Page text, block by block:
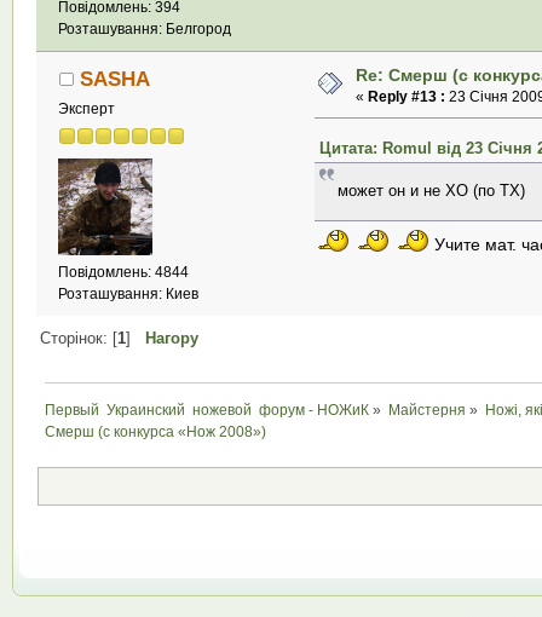
Повідомлень: 394
Розташування: Белгород
SASHA
Эксперт
Повідомлень: 4844
Розташування: Киев
Re: Смерш (с
« Reply #13 : 23 Січня
Цитата: Romul від 23 Січня
может он и не ХО (по ТХ)
Учите мат.
Сторінок: [1] Нагору
Первый  Украинский  ножевой  форум - НОЖиК » Майстерня »
Ножі,
Смерш (с конкурса «Нож 2008»)